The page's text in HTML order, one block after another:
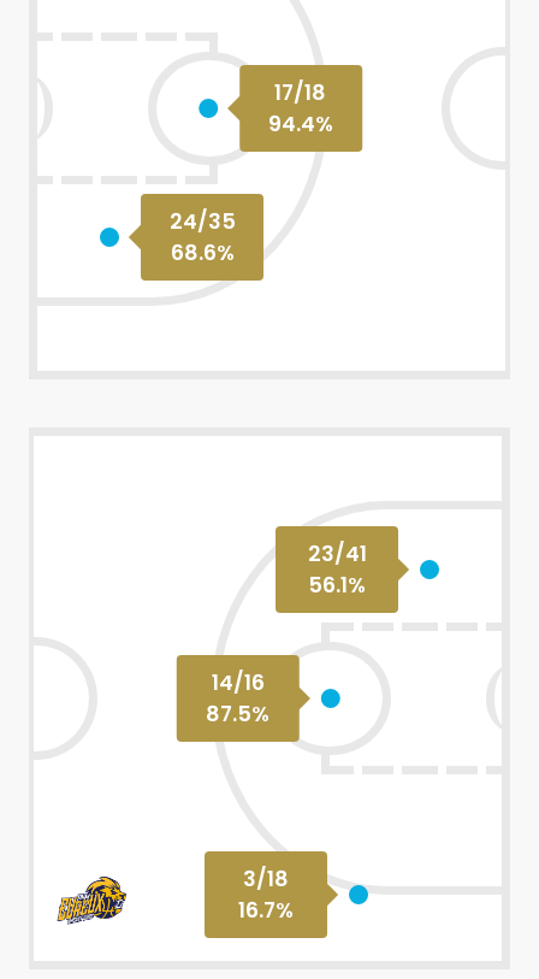
24/35
68.6%
17/18
94.4%
3/18
16.7%
23/41
56.1%
14/16
87.5%